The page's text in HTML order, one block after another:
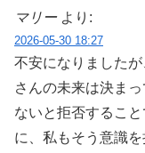
マリー より:
2026-05-30 18:27
不安になりました
さんの未来は決ま
ないと拒否するこ
に、私もそう意識